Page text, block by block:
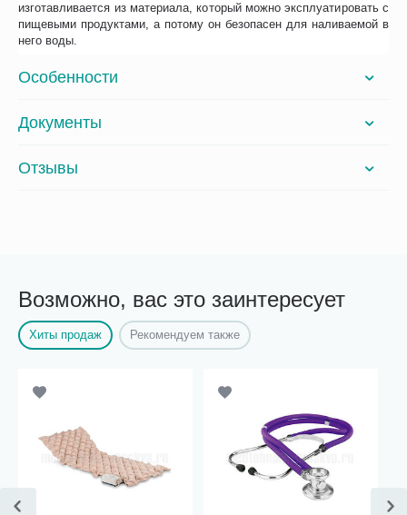
изготавливается из материала, который можно эксплуатировать с
пищевыми продуктами, а потому он безопасен для наливаемой в
него воды.
Особенности
Документы
Отзывы
Возможно, вас это заинтересует
Хиты продаж Рекомендуем также